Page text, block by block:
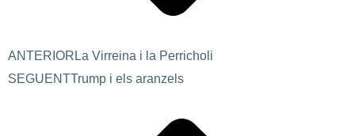
ANTERIOR La Virreina i la Perricholi
SEGUENTTrump i els aranzels